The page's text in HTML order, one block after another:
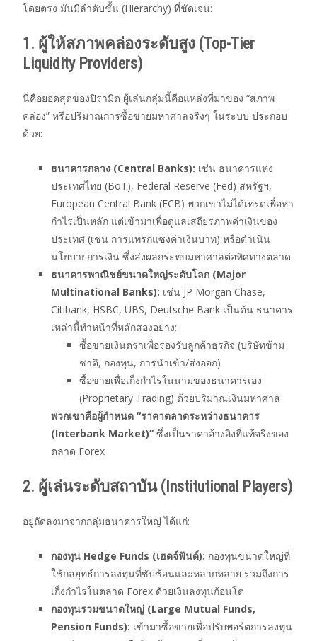
โดยตรง มันมีลำดับชั้น (Hierarchy) ที่ชัดเจน:
1. ผู้ให้สภาพคล่องระดับสูง (Top-Tier
Liquidity Providers)
นี่คือยอดสุดของปิรามิด ผู้เล่นกลุ่มนี้คือแหล่งที่มาของ “สภาพ
คล่อง” หรือปริมาณการซื้อขายมหาศาลจริงๆ ในระบบ ประกอบ
ด้วย:
ธนาคารกลาง (Central Banks): เช่น ธนาคารแห่ง
ประเทศไทย (BoT), Federal Reserve (Fed) สหรัฐฯ,
European Central Bank (ECB) พวกเขาไม่ได้เทรดเพื่อหา
กำไรเป็นหลัก แต่เข้ามาเพื่อดูแลเสถียรภาพค่าเงินของ
ประเทศ (เช่น การแทรกแซงค่าเงินบาท) หรือดำเนิน
นโยบายการเงิน ซึ่งส่งผลกระทบมหาศาลต่อทิศทางตลาด
ธนาคารพาณิชย์ขนาดใหญ่ระดับโลก (Major
Multinational Banks): เช่น JP Morgan Chase,
Citibank, HSBC, UBS, Deutsche Bank เป็นต้น ธนาคาร
เหล่านี้ทำหน้าที่หลักสองอย่าง:
ซื้อขายเงินตราเพื่อรองรับลูกค้าธุรกิจ (บริษัทข้าม
ชาติ, กองทุน, การนำเข้า/ส่งออก)
ซื้อขายเพื่อเก็งกำไรในนามของธนาคารเอง
(Proprietary Trading) ด้วยปริมาณเงินมหาศาล
พวกเขาคือผู้กำหนด “ราคาตลาดระหว่างธนาคาร
(Interbank Market)” ซึ่งเป็นราคาอ้างอิงที่แท้จริงของ
ตลาด Forex
2. ผู้เล่นระดับสถาบัน (Institutional Players)
อยู่ถัดลงมาจากกลุ่มธนาคารใหญ่ ได้แก่:
กองทุน Hedge Funds (เฮดจ์ฟันด์): กองทุนขนาดใหญ่ที่
ใช้กลยุทธ์การลงทุนที่ซับซ้อนและหลากหลาย รวมถึงการ
เก็งกำไรในตลาด Forex ด้วยเงินลงทุนก้อนโต
กองทุนรวมขนาดใหญ่ (Large Mutual Funds,
Pension Funds): เข้ามาซื้อขายเพื่อปรับพอร์ตการลงทุน